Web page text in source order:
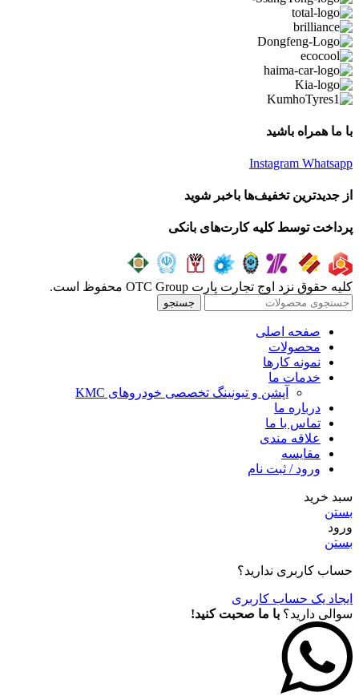
با ما همراه باشید
Instagram Whatsapp
از جدیدترین تخفیف‌ها باخبر شوید
پرداخت توسط کلیه کارت‌های بانکی
کلیه حقوق نزد اوج تجارت پارت OTC Group محفوظ است.
جستجو
صفحه اصلی
محصولات
نمونه کارها
خدمات ما
آپشن و تیونینگ تخصصی خودروهای KMC
درباره ما
تماس با ما
علاقه مندی
مقايسه
ورود / ثبت نام
سبد خرید
بستن
ورود
بستن
حساب کاربری ندارید؟
ایجاد یک حساب کاربری
سوالی دارید؟ با ما صحبت کنید!